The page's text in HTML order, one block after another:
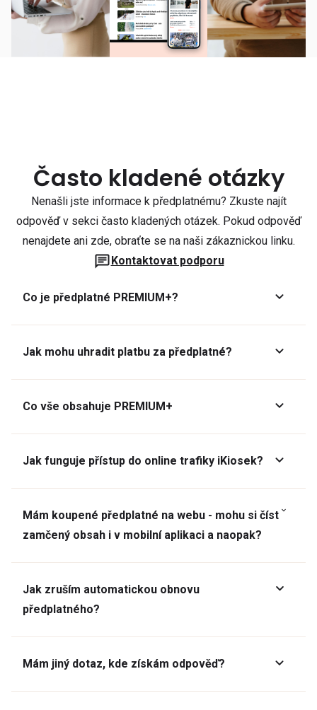
Často kladené otázky
Nenašli jste informace k předplatnému? Zkuste najít
odpověď v sekci často kladených otázek. Pokud odpověď
nenajdete ani zde, obraťte se na naši zákaznickou linku.
Kontaktovat podporu
Co je předplatné PREMIUM+?
Jak mohu uhradit platbu za předplatné?
Co vše obsahuje PREMIUM+
Jak funguje přístup do online trafiky iKiosek?
Mám koupené předplatné na webu - mohu si číst
zamčený obsah i v mobilní aplikaci a naopak?
Jak zruším automatickou obnovu
předplatného?
Mám jiný dotaz, kde získám odpověď?